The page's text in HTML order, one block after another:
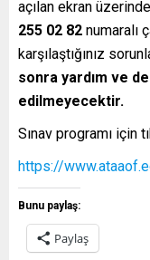
açılan ekran
255 02 82 numaralı
karşılaştığınız
sonra yardım ve
edilmeyecektir.
Sınav programı için
https://
Bunu paylaş:
Paylaş